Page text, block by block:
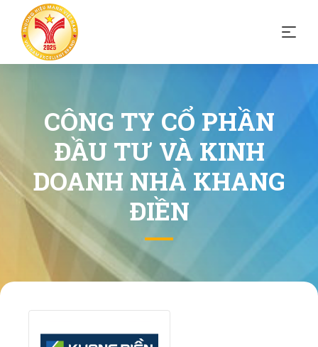
CÔNG TY CỔ PHẦN
ĐẦU TƯ VÀ KINH
DOANH NHÀ KHANG
ĐIỀN